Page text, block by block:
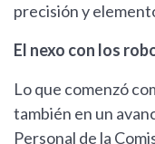
precisión y
El nexo con los
Lo que comenzó
también en un
Personal de la